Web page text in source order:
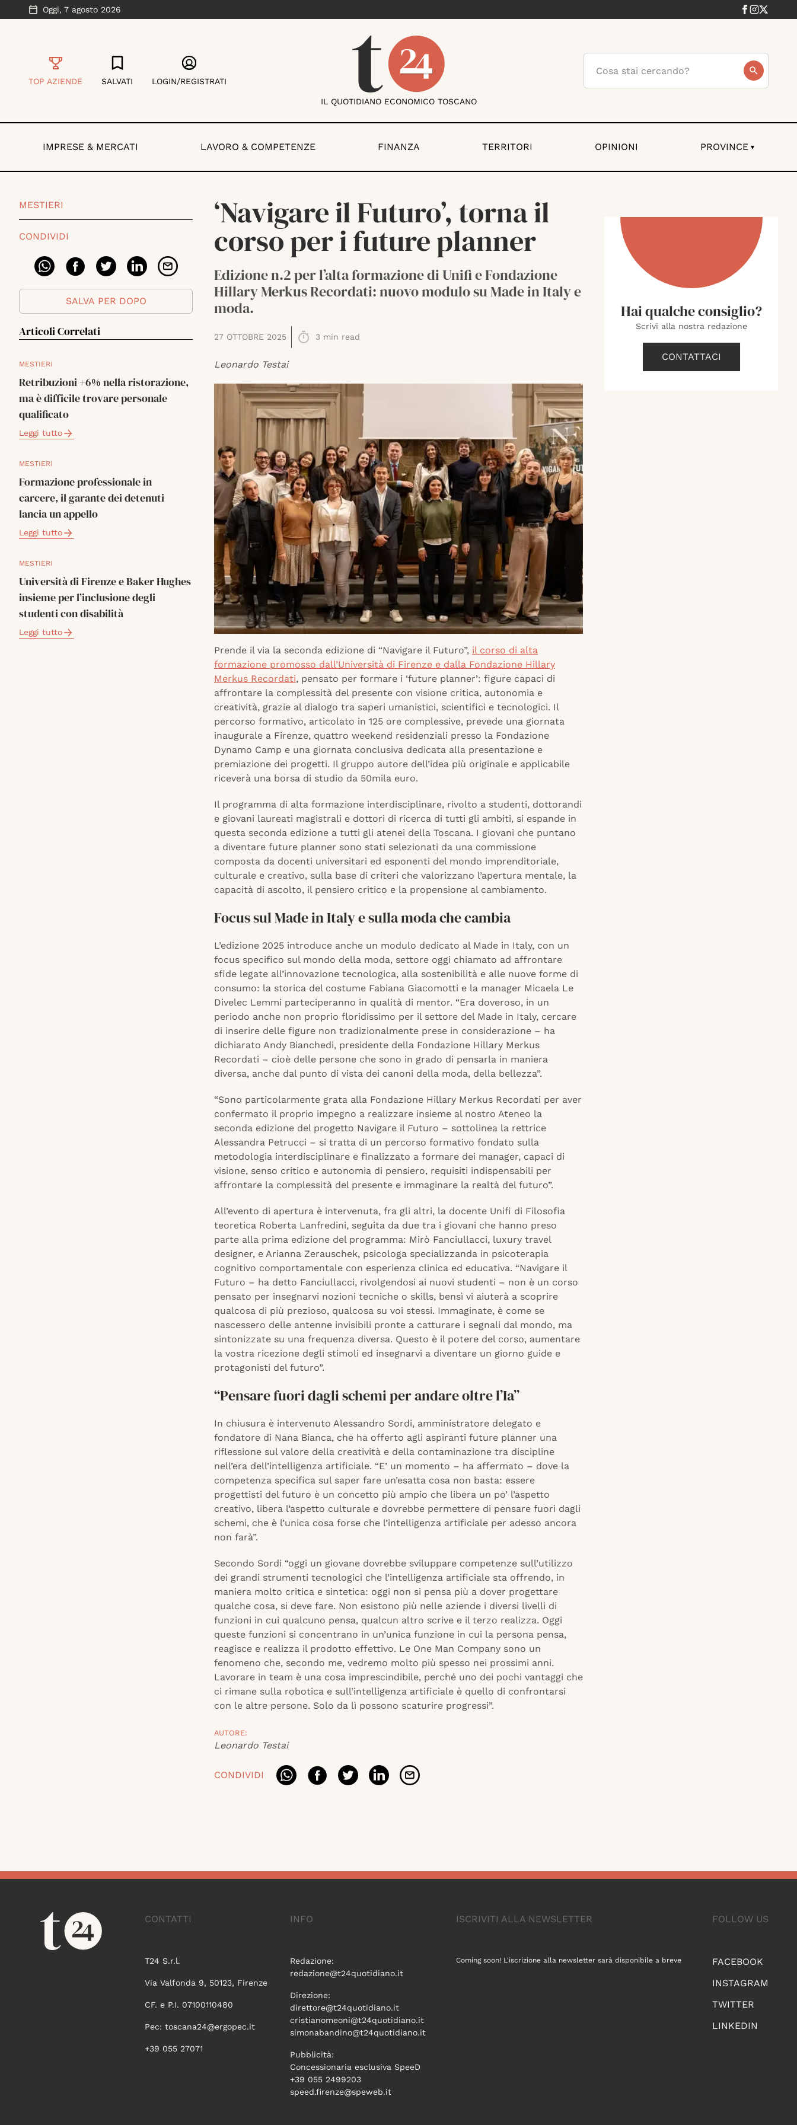
Oggi, 7 agosto 2026
TOP AZIENDE SALVATI LOGIN/REGISTRATI
IL QUOTIDIANO ECONOMICO TOSCANO
IMPRESE & MERCATI LAVORO & COMPETENZE FINANZA TERRITORI OPINIONI PROVINCE ▾
MESTIERI
CONDIVIDI
SALVA PER DOPO
Articoli Correlati
MESTIERI
Retribuzioni +6% nella ristorazione,
ma è difficile trovare personale
qualificato
Leggi tutto
MESTIERI
Formazione professionale in
carcere, il garante dei detenuti
lancia un appello
Leggi tutto
MESTIERI
Università di Firenze e Baker Hughes
insieme per l’inclusione degli
studenti con disabilità
Leggi tutto
‘Navigare il Futuro’, torna il
corso per i future planner
Edizione n.2 per l’alta formazione di Unifi e Fondazione
Hillary Merkus Recordati: nuovo modulo su Made in Italy e
moda.
27 OTTOBRE 2025 3 min read
Leonardo Testai
Prende il via la seconda edizione di “Navigare il Futuro”, il corso di alta
formazione promosso dall’Università di Firenze e dalla Fondazione Hillary
Merkus Recordati, pensato per formare i ‘future planner’: figure capaci di
affrontare la complessità del presente con visione critica, autonomia e
creatività, grazie al dialogo tra saperi umanistici, scientifici e tecnologici. Il
percorso formativo, articolato in 125 ore complessive, prevede una giornata
inaugurale a Firenze, quattro weekend residenziali presso la Fondazione
Dynamo Camp e una giornata conclusiva dedicata alla presentazione e
premiazione dei progetti. Il gruppo autore dell’idea più originale e applicabile
riceverà una borsa di studio da 50mila euro.
Il programma di alta formazione interdisciplinare, rivolto a studenti, dottorandi
e giovani laureati magistrali e dottori di ricerca di tutti gli ambiti, si espande in
questa seconda edizione a tutti gli atenei della Toscana. I giovani che puntano
a diventare future planner sono stati selezionati da una commissione
composta da docenti universitari ed esponenti del mondo imprenditoriale,
culturale e creativo, sulla base di criteri che valorizzano l’apertura mentale, la
capacità di ascolto, il pensiero critico e la propensione al cambiamento.
Focus sul Made in Italy e sulla moda che cambia
L’edizione 2025 introduce anche un modulo dedicato al Made in Italy, con un
focus specifico sul mondo della moda, settore oggi chiamato ad affrontare
sfide legate all’innovazione tecnologica, alla sostenibilità e alle nuove forme di
consumo: la storica del costume Fabiana Giacomotti e la manager Micaela Le
Divelec Lemmi parteciperanno in qualità di mentor. “Era doveroso, in un
periodo anche non proprio floridissimo per il settore del Made in Italy, cercare
di inserire delle figure non tradizionalmente prese in considerazione – ha
dichiarato Andy Bianchedi, presidente della Fondazione Hillary Merkus
Recordati – cioè delle persone che sono in grado di pensarla in maniera
diversa, anche dal punto di vista dei canoni della moda, della bellezza”.
“Sono particolarmente grata alla Fondazione Hillary Merkus Recordati per aver
confermato il proprio impegno a realizzare insieme al nostro Ateneo la
seconda edizione del progetto Navigare il Futuro – sottolinea la rettrice
Alessandra Petrucci – si tratta di un percorso formativo fondato sulla
metodologia interdisciplinare e finalizzato a formare dei manager, capaci di
visione, senso critico e autonomia di pensiero, requisiti indispensabili per
affrontare la complessità del presente e immaginare la realtà del futuro”.
All’evento di apertura è intervenuta, fra gli altri, la docente Unifi di Filosofia
teoretica Roberta Lanfredini, seguita da due tra i giovani che hanno preso
parte alla prima edizione del programma: Mirò Fanciullacci, luxury travel
designer, e Arianna Zerauschek, psicologa specializzanda in psicoterapia
cognitivo comportamentale con esperienza clinica ed educativa. “Navigare il
Futuro – ha detto Fanciullacci, rivolgendosi ai nuovi studenti – non è un corso
pensato per insegnarvi nozioni tecniche o skills, bensì vi aiuterà a scoprire
qualcosa di più prezioso, qualcosa su voi stessi. Immaginate, è come se
nascessero delle antenne invisibili pronte a catturare i segnali dal mondo, ma
sintonizzate su una frequenza diversa. Questo è il potere del corso, aumentare
la vostra ricezione degli stimoli ed insegnarvi a diventare un giorno guide e
protagonisti del futuro”.
“Pensare fuori dagli schemi per andare oltre l’Ia”
In chiusura è intervenuto Alessandro Sordi, amministratore delegato e
fondatore di Nana Bianca, che ha offerto agli aspiranti future planner una
riflessione sul valore della creatività e della contaminazione tra discipline
nell’era dell’intelligenza artificiale. “E’ un momento – ha affermato – dove la
competenza specifica sul saper fare un’esatta cosa non basta: essere
progettisti del futuro è un concetto più ampio che libera un po’ l’aspetto
creativo, libera l’aspetto culturale e dovrebbe permettere di pensare fuori dagli
schemi, che è l’unica cosa forse che l’intelligenza artificiale per adesso ancora
non farà”.
Secondo Sordi “oggi un giovane dovrebbe sviluppare competenze sull’utilizzo
dei grandi strumenti tecnologici che l’intelligenza artificiale sta offrendo, in
maniera molto critica e sintetica: oggi non si pensa più a dover progettare
qualche cosa, si deve fare. Non esistono più nelle aziende i diversi livelli di
funzioni in cui qualcuno pensa, qualcun altro scrive e il terzo realizza. Oggi
queste funzioni si concentrano in un’unica funzione in cui la persona pensa,
reagisce e realizza il prodotto effettivo. Le One Man Company sono un
fenomeno che, secondo me, vedremo molto più spesso nei prossimi anni.
Lavorare in team è una cosa imprescindibile, perché uno dei pochi vantaggi che
ci rimane sulla robotica e sull’intelligenza artificiale è quello di confrontarsi
con le altre persone. Solo da lì possono scaturire progressi”.
AUTORE:
Leonardo Testai
CONDIVIDI
Hai qualche consiglio?
Scrivi alla nostra redazione
CONTATTACI
CONTATTI
T24 S.r.l.
Via Valfonda 9, 50123, Firenze
CF. e P.I. 07100110480
Pec: toscana24@ergopec.it
+39 055 27071
INFO
Redazione:
redazione@t24quotidiano.it
Direzione:
direttore@t24quotidiano.it
cristianomeoni@t24quotidiano.it
simonabandino@t24quotidiano.it
Pubblicità:
Concessionaria esclusiva SpeeD
+39 055 2499203
speed.firenze@speweb.it
FOLLOW US
FACEBOOK
INSTAGRAM
TWITTER
LINKEDIN
ISCRIVITI ALLA NEWSLETTER
Coming soon! L'iscrizione alla newsletter sarà disponibile a breve